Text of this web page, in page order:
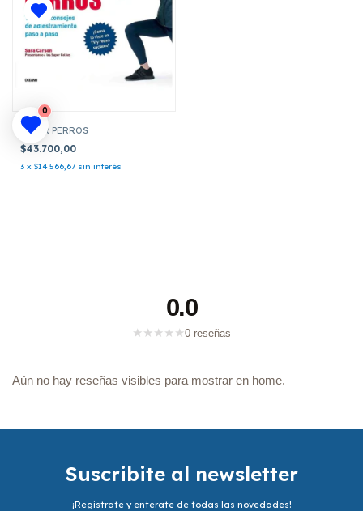
SUPER PERROS
$43.700,00
3 x $14.566,67 sin interés
0.0
★ ★ ★ ★ ★0 reseñas
Aún no hay reseñas visibles para mostrar en home.
Suscribite al newsletter
¡Registrate y enterate de todas las novedades!
0